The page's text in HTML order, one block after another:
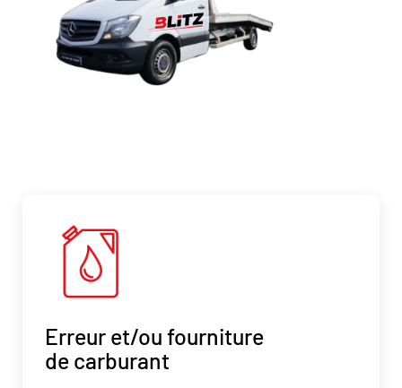
Erreur et/ou fourniture
de carburant